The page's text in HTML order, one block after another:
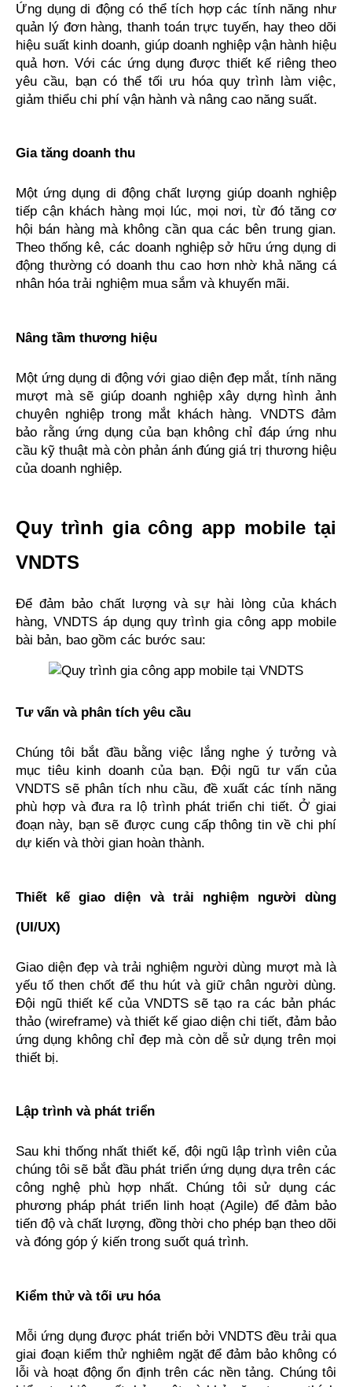
Ứng dụng di động có thể tích hợp các tính năng như
quản lý đơn hàng, thanh toán trực tuyến, hay theo dõi
hiệu suất kinh doanh, giúp doanh nghiệp vận hành hiệu
quả hơn. Với các ứng dụng được thiết kế riêng theo
yêu cầu, bạn có thể tối ưu hóa quy trình làm việc,
giảm thiểu chi phí vận hành và nâng cao năng suất.
Gia tăng doanh thu
Một ứng dụng di động chất lượng giúp doanh nghiệp
tiếp cận khách hàng mọi lúc, mọi nơi, từ đó tăng cơ
hội bán hàng mà không cần qua các bên trung gian.
Theo thống kê, các doanh nghiệp sở hữu ứng dụng di
động thường có doanh thu cao hơn nhờ khả năng cá
nhân hóa trải nghiệm mua sắm và khuyến mãi.
Nâng tầm thương hiệu
Một ứng dụng di động với giao diện đẹp mắt, tính năng
mượt mà sẽ giúp doanh nghiệp xây dựng hình ảnh
chuyên nghiệp trong mắt khách hàng. VNDTS đảm
bảo rằng ứng dụng của bạn không chỉ đáp ứng nhu
cầu kỹ thuật mà còn phản ánh đúng giá trị thương hiệu
của doanh nghiệp.
Quy trình gia công app mobile tại
VNDTS
Để đảm bảo chất lượng và sự hài lòng của khách
hàng, VNDTS áp dụng quy trình gia công app mobile
bài bản, bao gồm các bước sau:
Tư vấn và phân tích yêu cầu
Chúng tôi bắt đầu bằng việc lắng nghe ý tưởng và
mục tiêu kinh doanh của bạn. Đội ngũ tư vấn của
VNDTS sẽ phân tích nhu cầu, đề xuất các tính năng
phù hợp và đưa ra lộ trình phát triển chi tiết. Ở giai
đoạn này, bạn sẽ được cung cấp thông tin về chi phí
dự kiến và thời gian hoàn thành.
Thiết kế giao diện và trải nghiệm người dùng
(UI/UX)
Giao diện đẹp và trải nghiệm người dùng mượt mà là
yếu tố then chốt để thu hút và giữ chân người dùng.
Đội ngũ thiết kế của VNDTS sẽ tạo ra các bản phác
thảo (wireframe) và thiết kế giao diện chi tiết, đảm bảo
ứng dụng không chỉ đẹp mà còn dễ sử dụng trên mọi
thiết bị.
Lập trình và phát triển
Sau khi thống nhất thiết kế, đội ngũ lập trình viên của
chúng tôi sẽ bắt đầu phát triển ứng dụng dựa trên các
công nghệ phù hợp nhất. Chúng tôi sử dụng các
phương pháp phát triển linh hoạt (Agile) để đảm bảo
tiến độ và chất lượng, đồng thời cho phép bạn theo dõi
và đóng góp ý kiến trong suốt quá trình.
Kiểm thử và tối ưu hóa
Mỗi ứng dụng được phát triển bởi VNDTS đều trải qua
giai đoạn kiểm thử nghiêm ngặt để đảm bảo không có
lỗi và hoạt động ổn định trên các nền tảng. Chúng tôi